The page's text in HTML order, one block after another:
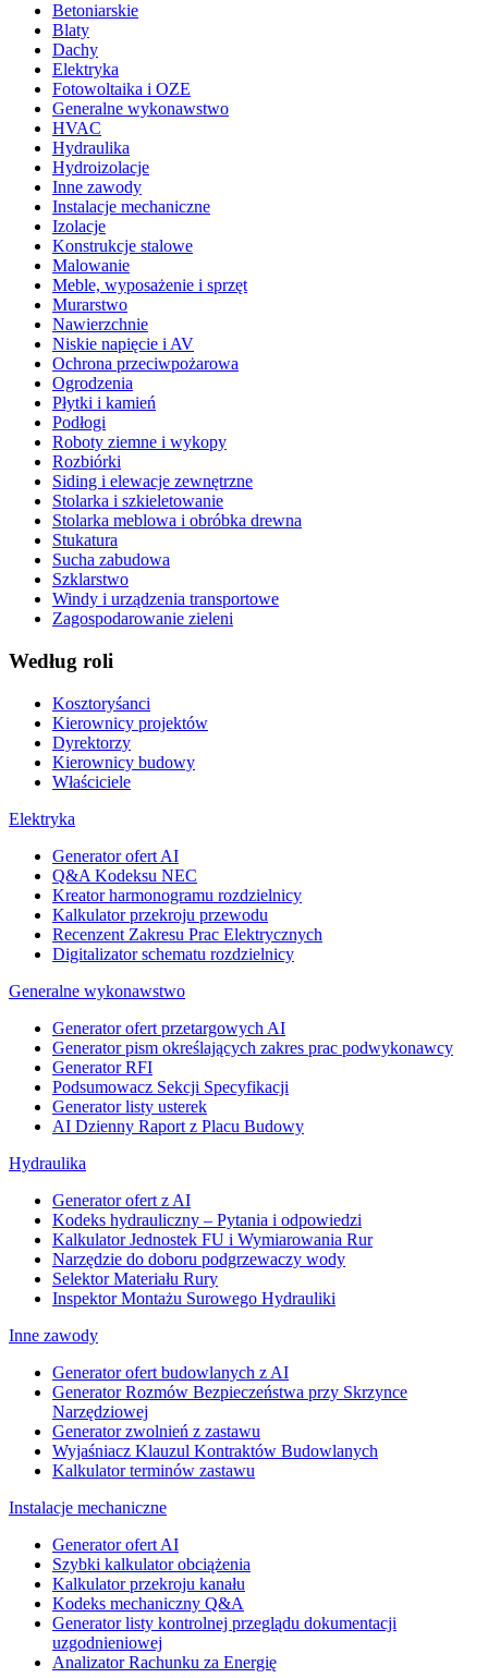
Betoniarskie
Blaty
Dachy
Elektryka
Fotowoltaika i OZE
Generalne wykonawstwo
HVAC
Hydraulika
Hydroizolacje
Inne zawody
Instalacje mechaniczne
Izolacje
Konstrukcje stalowe
Malowanie
Meble, wyposażenie i sprzęt
Murarstwo
Nawierzchnie
Niskie napięcie i AV
Ochrona przeciwpożarowa
Ogrodzenia
Płytki i kamień
Podłogi
Roboty ziemne i wykopy
Rozbiórki
Siding i elewacje zewnętrzne
Stolarka i szkieletowanie
Stolarka meblowa i obróbka drewna
Stukatura
Sucha zabudowa
Szklarstwo
Windy i urządzenia transportowe
Zagospodarowanie zieleni
Według roli
Kosztoryśanci
Kierownicy projektów
Dyrektorzy
Kierownicy budowy
Właściciele
Elektryka
Generator ofert AI
Q&A Kodeksu NEC
Kreator harmonogramu rozdzielnicy
Kalkulator przekroju przewodu
Recenzent Zakresu Prac Elektrycznych
Digitalizator schematu rozdzielnicy
Generalne wykonawstwo
Generator ofert przetargowych AI
Generator pism określających zakres prac podwykonawcy
Generator RFI
Podsumowacz Sekcji Specyfikacji
Generator listy usterek
AI Dzienny Raport z Placu Budowy
Hydraulika
Generator ofert z AI
Kodeks hydrauliczny – Pytania i odpowiedzi
Kalkulator Jednostek FU i Wymiarowania Rur
Narzędzie do doboru podgrzewaczy wody
Selektor Materiału Rury
Inspektor Montażu Surowego Hydrauliki
Inne zawody
Generator ofert budowlanych z AI
Generator Rozmów Bezpieczeństwa przy Skrzynce
Narzędziowej
Generator zwolnień z zastawu
Wyjaśniacz Klauzul Kontraktów Budowlanych
Kalkulator terminów zastawu
Instalacje mechaniczne
Generator ofert AI
Szybki kalkulator obciążenia
Kalkulator przekroju kanału
Kodeks mechaniczny Q&A
Generator listy kontrolnej przeglądu dokumentacji
uzgodnieniowej
Analizator Rachunku za Energię